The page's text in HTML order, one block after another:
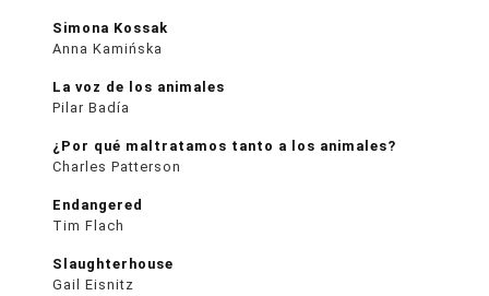
Simona Kossak
Anna Kamińska
La voz de los animales
Pilar Badía
¿Por qué maltratamos tanto a los animales?
Charles Patterson
Endangered
Tim Flach
Slaughterhouse
Gail Eisnitz